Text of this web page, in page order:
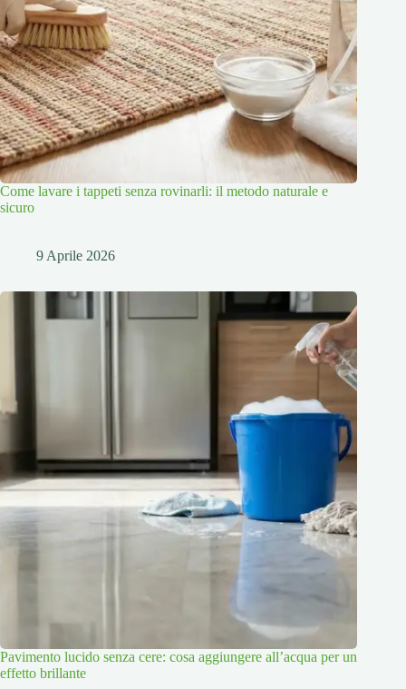
Come lavare i tappeti senza rovinarli: il metodo naturale e
sicuro
9 Aprile 2026
Pavimento lucido senza cere: cosa aggiungere all’acqua per un
effetto brillante